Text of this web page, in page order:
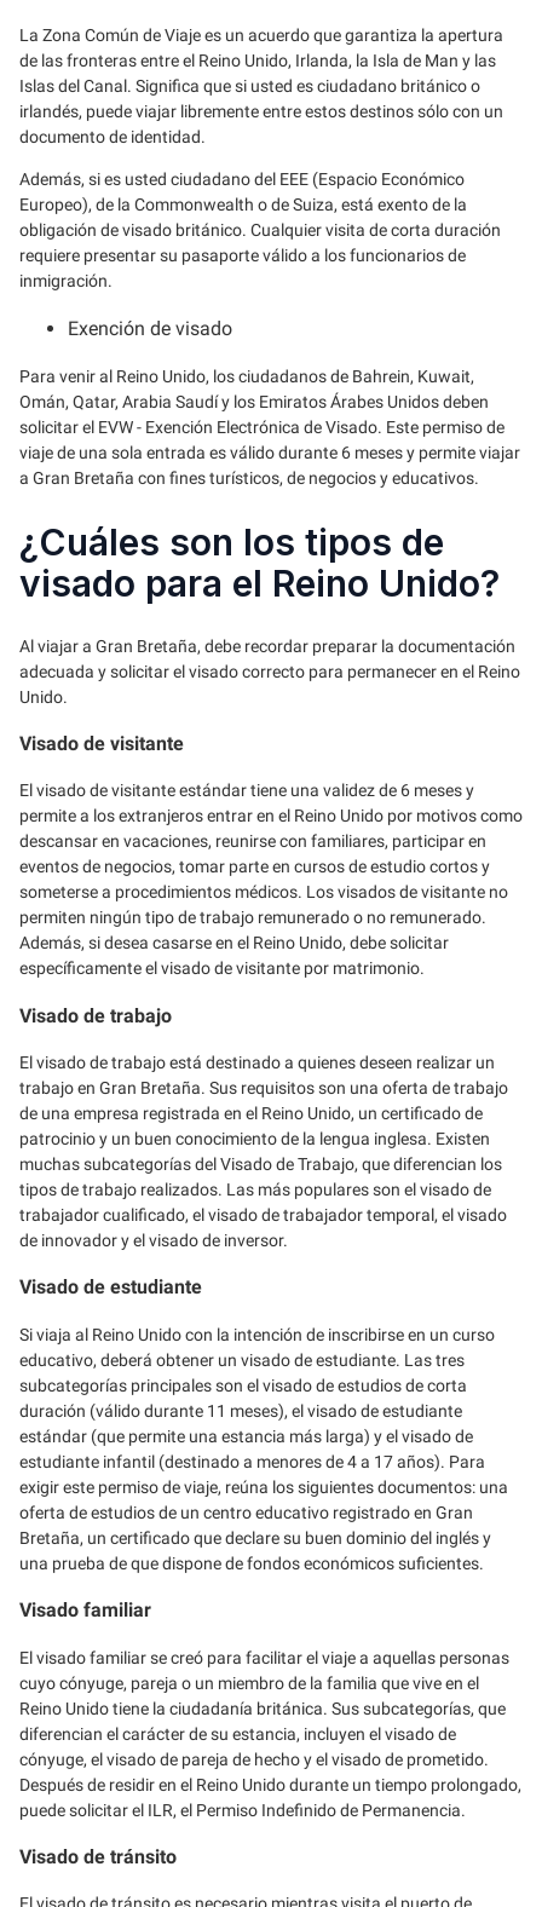
La Zona Común de Viaje es un acuerdo que garantiza la apertura
de las fronteras entre el Reino Unido, Irlanda, la Isla de Man y las
Islas del Canal. Significa que si usted es ciudadano británico o
irlandés, puede viajar libremente entre estos destinos sólo con un
documento de identidad.
Además, si es usted ciudadano del EEE (Espacio Económico
Europeo), de la Commonwealth o de Suiza, está exento de la
obligación de visado británico. Cualquier visita de corta duración
requiere presentar su pasaporte válido a los funcionarios de
inmigración.
Exención de visado
Para venir al Reino Unido, los ciudadanos de Bahrein, Kuwait,
Omán, Qatar, Arabia Saudí y los Emiratos Árabes Unidos deben
solicitar el EVW - Exención Electrónica de Visado. Este permiso de
viaje de una sola entrada es válido durante 6 meses y permite viajar
a Gran Bretaña con fines turísticos, de negocios y educativos.
¿Cuáles son los tipos de
visado para el Reino Unido?
Al viajar a Gran Bretaña, debe recordar preparar la documentación
adecuada y solicitar el visado correcto para permanecer en el Reino
Unido.
Visado de visitante
El visado de visitante estándar tiene una validez de 6 meses y
permite a los extranjeros entrar en el Reino Unido por motivos como
descansar en vacaciones, reunirse con familiares, participar en
eventos de negocios, tomar parte en cursos de estudio cortos y
someterse a procedimientos médicos. Los visados de visitante no
permiten ningún tipo de trabajo remunerado o no remunerado.
Además, si desea casarse en el Reino Unido, debe solicitar
específicamente el visado de visitante por matrimonio.
Visado de trabajo
El visado de trabajo está destinado a quienes deseen realizar un
trabajo en Gran Bretaña. Sus requisitos son una oferta de trabajo
de una empresa registrada en el Reino Unido, un certificado de
patrocinio y un buen conocimiento de la lengua inglesa. Existen
muchas subcategorías del Visado de Trabajo, que diferencian los
tipos de trabajo realizados. Las más populares son el visado de
trabajador cualificado, el visado de trabajador temporal, el visado
de innovador y el visado de inversor.
Visado de estudiante
Si viaja al Reino Unido con la intención de inscribirse en un curso
educativo, deberá obtener un visado de estudiante. Las tres
subcategorías principales son el visado de estudios de corta
duración (válido durante 11 meses), el visado de estudiante
estándar (que permite una estancia más larga) y el visado de
estudiante infantil (destinado a menores de 4 a 17 años). Para
exigir este permiso de viaje, reúna los siguientes documentos: una
oferta de estudios de un centro educativo registrado en Gran
Bretaña, un certificado que declare su buen dominio del inglés y
una prueba de que dispone de fondos económicos suficientes.
Visado familiar
El visado familiar se creó para facilitar el viaje a aquellas personas
cuyo cónyuge, pareja o un miembro de la familia que vive en el
Reino Unido tiene la ciudadanía británica. Sus subcategorías, que
diferencian el carácter de su estancia, incluyen el visado de
cónyuge, el visado de pareja de hecho y el visado de prometido.
Después de residir en el Reino Unido durante un tiempo prolongado,
puede solicitar el ILR, el Permiso Indefinido de Permanencia.
Visado de tránsito